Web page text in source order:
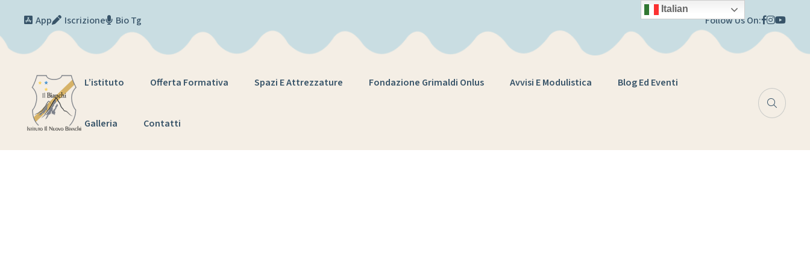
App
Iscrizione Bio Tg Follow Us On:
L’istituto Offerta Formativa Spazi E Attrezzature Fondazione Grimaldi Onlus Avvisi E Modulistica Blog Ed Eventi
Galleria Contatti
Italian